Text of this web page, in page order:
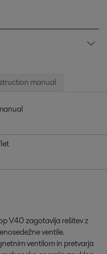
manual
V40 zagotavlja rešitev z
ventile.
ventilom in pretvarja